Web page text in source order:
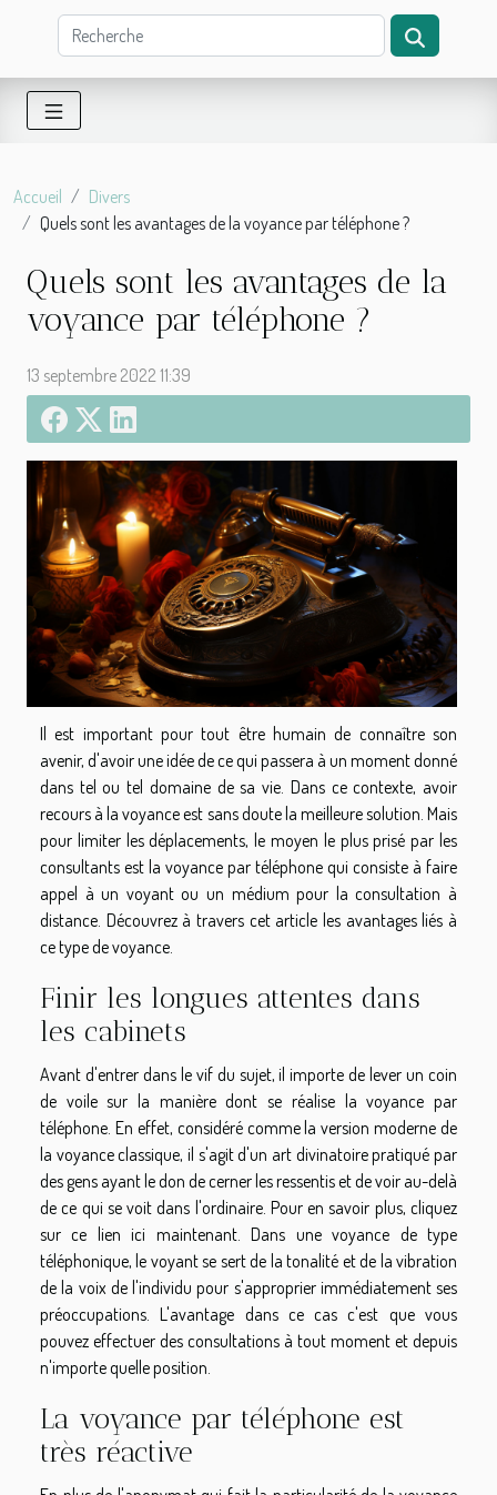
Accueil
Divers
Quels sont les avantages de la voyance par téléphone ?
Quels sont les avantages de la
voyance par téléphone ?
13 septembre 2022 11:39
Il est important pour tout être humain de connaître son
avenir, d'avoir une idée de ce qui passera à un moment donné
dans tel ou tel domaine de sa vie. Dans ce contexte, avoir
recours à la voyance est sans doute la meilleure solution. Mais
pour limiter les déplacements, le moyen le plus prisé par les
consultants est la voyance par téléphone qui consiste à faire
appel à un voyant ou un médium pour la consultation à
distance. Découvrez à travers cet article les avantages liés à
ce type de voyance.
Finir les longues attentes dans
les cabinets
Avant d'entrer dans le vif du sujet, il importe de lever un coin
de voile sur la manière dont se réalise la voyance par
téléphone. En effet, considéré comme la version moderne de
la voyance classique, il s'agit d'un art divinatoire pratiqué par
des gens ayant le don de cerner les ressentis et de voir au-delà
de ce qui se voit dans l'ordinaire. Pour en savoir plus, cliquez
sur ce lien ici maintenant. Dans une voyance de type
téléphonique, le voyant se sert de la tonalité et de la vibration
de la voix de l'individu pour s'approprier immédiatement ses
préoccupations. L'avantage dans ce cas c'est que vous
pouvez effectuer des consultations à tout moment et depuis
n'importe quelle position.
La voyance par téléphone est
très réactive